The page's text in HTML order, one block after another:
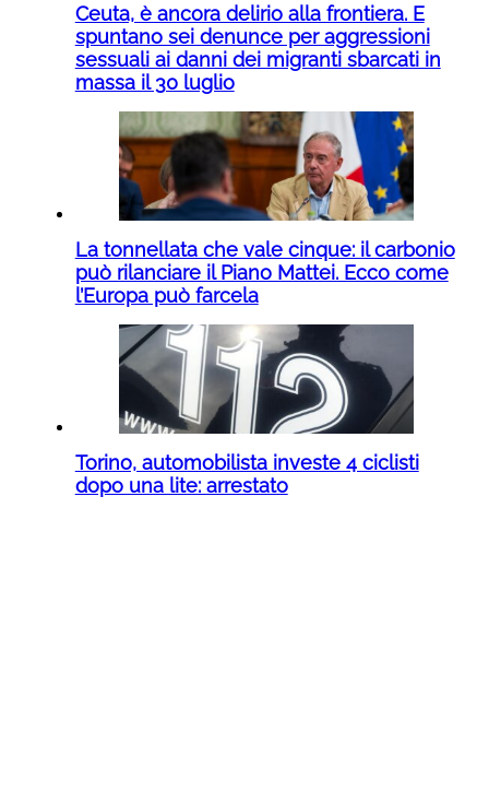
Ceuta, è ancora delirio alla frontiera. E
spuntano sei denunce per aggressioni
sessuali ai danni dei migranti sbarcati in
massa il 30 luglio
La tonnellata che vale cinque: il carbonio
può rilanciare il Piano Mattei. Ecco come
l’Europa può farcela
Torino, automobilista investe 4 ciclisti
dopo una lite: arrestato